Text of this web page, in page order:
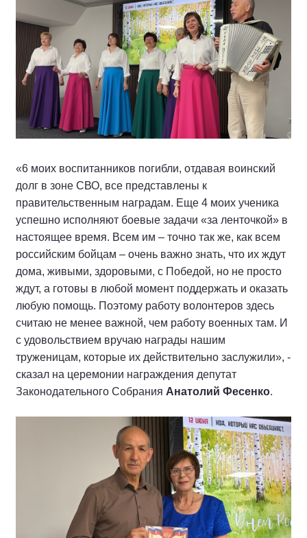
«6 моих воспитанников погибли, отдавая воинский
долг в зоне СВО, все представлены к
правительственным наградам. Еще 4 моих ученика
успешно исполняют боевые задачи «за ленточкой» в
настоящее время. Всем им – точно так же, как всем
российским бойцам – очень важно знать, что их ждут
дома, живыми, здоровыми, с Победой, но не просто
ждут, а готовы в любой момент поддержать и оказать
любую помощь. Поэтому работу волонтеров здесь
считаю не менее важной, чем работу военных там. И
с удовольствием вручаю награды нашим
труженицам, которые их действительно заслужили», -
сказал на церемонии награждения депутат
Законодательного Собрания Анатолий Фесенко.